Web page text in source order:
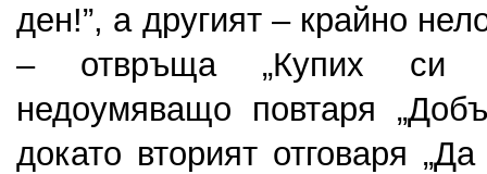
ден!”, а другият – крайно
– отвръща „Купих си
недоумяващо повтаря
докато вторият отговаря